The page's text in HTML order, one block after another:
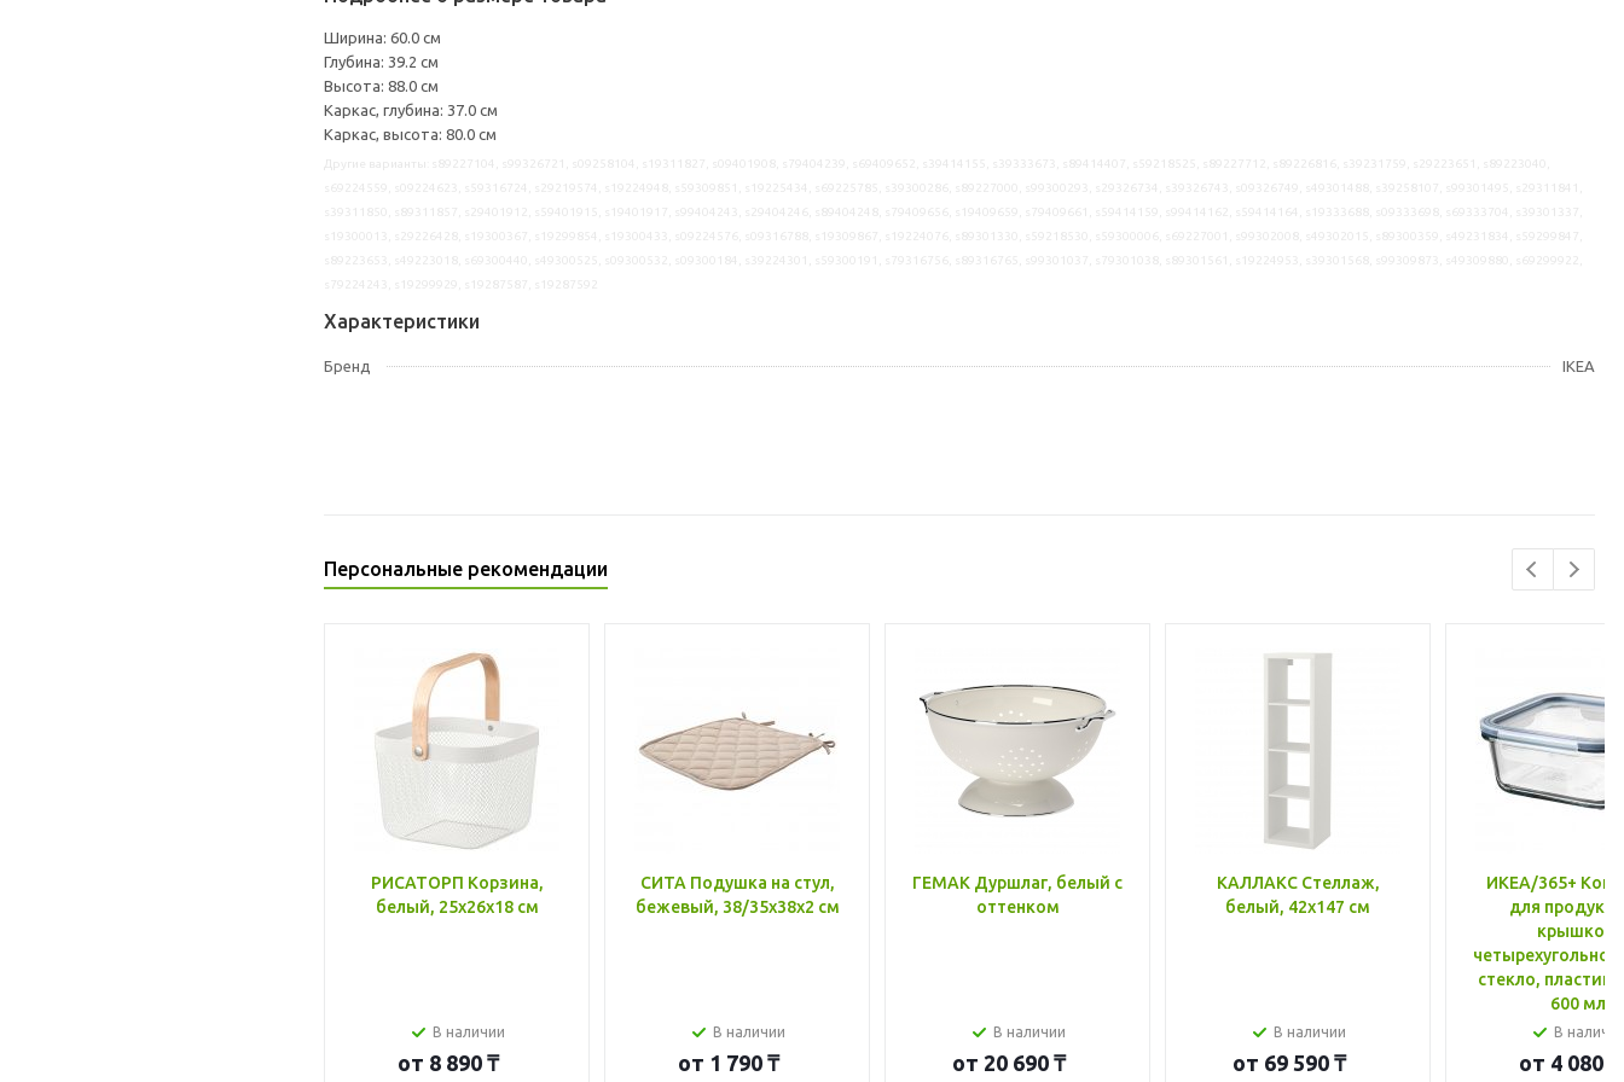
Ширина: 60.0 см
Глубина: 39.2 см
Высота: 88.0 см
Каркас, глубина: 37.0 см
Каркас, высота: 80.0 см
Характеристики
Бренд IKEA
Персональные рекомендации
РИСАТОРП Корзина,
белый, 25x26x18 см
В наличии
от 8 890 ₸
СИТА Подушка на стул,
бежевый, 38/35x38x2 см
В наличии
от 1 790 ₸
ГЕМАК Дуршлаг, белый с
оттенком
В наличии
от 20 690 ₸
КАЛЛАКС Стеллаж,
белый, 42x147 см
В наличии
от 69 590 ₸
ИКЕА/365+
для
крышкой,
стекло, пластик
600 мл
В
от 4 080 ₸